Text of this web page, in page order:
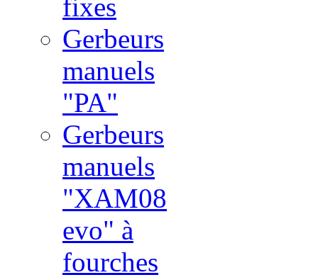
fixes
Gerbeurs
manuels
"PA"
Gerbeurs
manuels
"XAM08
evo" à
fourches